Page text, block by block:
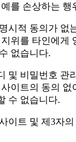
를 손상하는 행
시적 동의가 없
위를 타인에게
없습니다.
및 비밀번호 관
이트의 동의 없
수 없습니다.
이트 및 제3자의